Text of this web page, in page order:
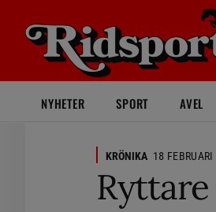
NYHETER SPORT AVEL
KRÖNIKA 18